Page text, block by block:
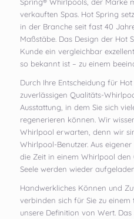
verkauften Spas. Hot Spring
in der Branche seit fast 40
Maßstäbe. Das Design der Hot
Kunde ein vergleichbar
so bekannt ist – zu einem
Durch Ihre Entscheidung für
zuverlässigen Qualitäts-
Ausstattung, in dem Sie sich
regenerieren können. Wir
Whirlpool erwarten, denn wir
Whirlpool-Benutzer. Aus
die Zeit in einem Whirlpool den
Seele werden wieder
Handwerkliches Können und
verbinden sich für Sie zu einem
unsere Definition von Wert.